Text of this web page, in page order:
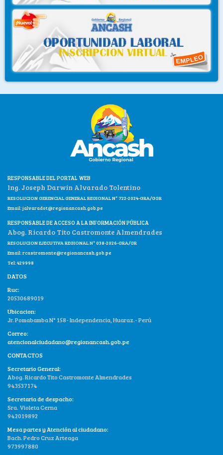
RESPONSABLE DEL PORTAL WEB
Ing. Joseph Darwin Alvarado Tolentino
RESOLUCION GERENCIAL GENERAL REGIONAL N° 722-2024-GRA/GGR
Email:jalvaradot@regionancash.gob.pe
RESPONSABLE DE ACCESO A LA INFORMACIÓN PÚBLICA
Abog. Ricardo Tito Castromonte Almendrades
RESOLUCION EJECUTIVA REGIONAL N° 038-2026-GRA/GR
Email:rcastromonte@regionancash.gob.pe
Tel: 429998
DATOS
Ruc:
20530689019
Ubicacion:
Jr. Pomabamba N° 158- Independencia, Huaraz.- Perú
Correo:
atencionalciudadano@regionancash.gob.pe
CONTACTOS
Secretario General:
Abog. Ricardo Tito Castromonte Almendrades
943537174
Secretaria de despacho:
Sra. Violeta Cerna
942019892
Mesa partes y Atención al ciudadano:
Bach. Pedro Cruz Arteaga
973997880